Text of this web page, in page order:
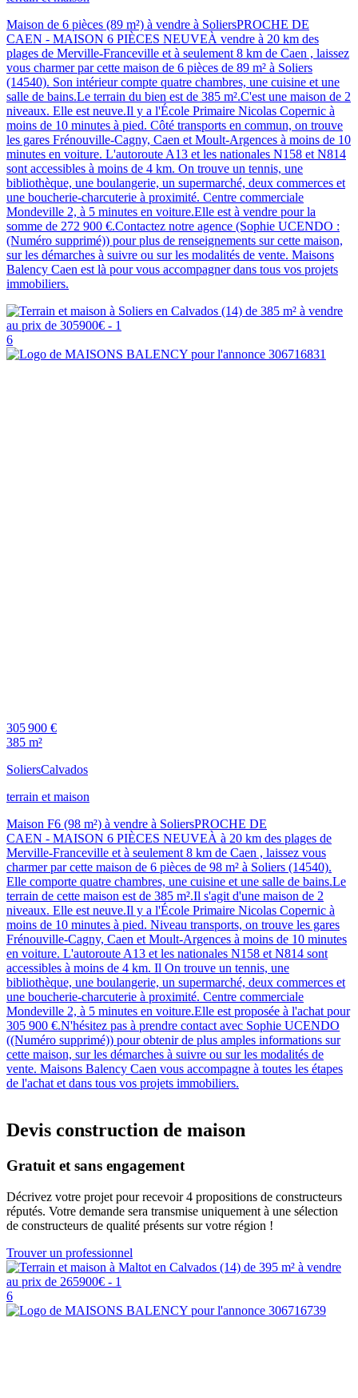
Maison de 6 pièces (89 m²) à vendre à SoliersPROCHE DE
CAEN - MAISON 6 PIÈCES NEUVEÀ vendre à 20 km des
plages de Merville-Franceville et à seulement 8 km de Caen , laissez
vous charmer par cette maison de 6 pièces de 89 m² à Soliers
(14540). Son intérieur compte quatre chambres, une cuisine et une
salle de bains.Le terrain du bien est de 385 m².C'est une maison de 2
niveaux. Elle est neuve.Il y a l'École Primaire Nicolas Copernic à
moins de 10 minutes à pied. Côté transports en commun, on trouve
les gares Frénouville-Cagny, Caen et Moult-Argences à moins de 10
minutes en voiture. L'autoroute A13 et les nationales N158 et N814
sont accessibles à moins de 4 km. On trouve un tennis, une
bibliothèque, une boulangerie, un supermarché, deux commerces et
une boucherie-charcuterie à proximité. Centre commerciale
Mondeville 2, à 5 minutes en voiture.Elle est à vendre pour la
somme de 272 900 €.Contactez notre agence (Sophie UCENDO :
(Numéro supprimé)) pour plus de renseignements sur cette maison,
sur les démarches à suivre ou sur les modalités de vente. Maisons
Balency Caen est là pour vous accompagner dans tous vos projets
immobiliers.
6
305 900 €
385 m²
SoliersCalvados
terrain et maison
Maison F6 (98 m²) à vendre à SoliersPROCHE DE
CAEN - MAISON 6 PIÈCES NEUVEÀ à 20 km des plages de
Merville-Franceville et à seulement 8 km de Caen , laissez vous
charmer par cette maison de 6 pièces de 98 m² à Soliers (14540).
Elle comporte quatre chambres, une cuisine et une salle de bains.Le
terrain de cette maison est de 385 m².Il s'agit d'une maison de 2
niveaux. Elle est neuve.Il y a l'École Primaire Nicolas Copernic à
moins de 10 minutes à pied. Niveau transports, on trouve les gares
Frénouville-Cagny, Caen et Moult-Argences à moins de 10 minutes
en voiture. L'autoroute A13 et les nationales N158 et N814 sont
accessibles à moins de 4 km. Il On trouve un tennis, une
bibliothèque, une boulangerie, un supermarché, deux commerces et
une boucherie-charcuterie à proximité. Centre commerciale
Mondeville 2, à 5 minutes en voiture.Elle est proposée à l'achat pour
305 900 €.N'hésitez pas à prendre contact avec Sophie UCENDO
((Numéro supprimé)) pour obtenir de plus amples informations sur
cette maison, sur les démarches à suivre ou sur les modalités de
vente. Maisons Balency Caen vous accompagne à toutes les étapes
de l'achat et dans tous vos projets immobiliers.
Devis construction de maison
Gratuit et sans engagement
Décrivez votre projet pour recevoir 4 propositions de constructeurs
réputés. Votre demande sera transmise uniquement à une sélection
de constructeurs de qualité présents sur votre région !
Trouver un professionnel
6